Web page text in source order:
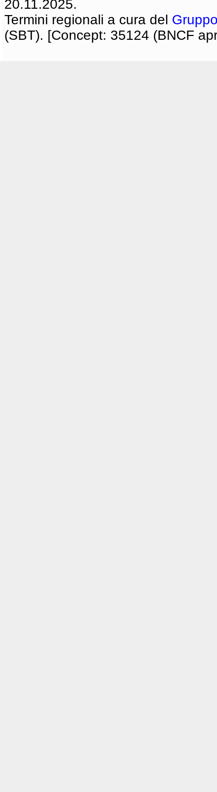
20.11.2025.
Termini regionali a cura del
(SBT). [Concept: 35124 (BNCF